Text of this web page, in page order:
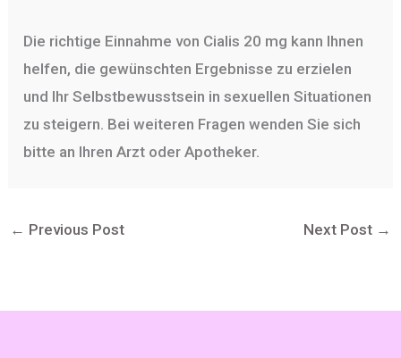
Die richtige Einnahme von Cialis 20 mg kann Ihnen
helfen, die gewünschten Ergebnisse zu erzielen
und Ihr Selbstbewusstsein in sexuellen Situationen
zu steigern. Bei weiteren Fragen wenden Sie sich
bitte an Ihren Arzt oder Apotheker.
← Previous Post Next Post →